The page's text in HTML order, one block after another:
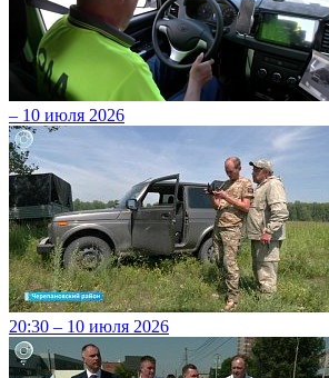
– 10 июля 2026
20:30 – 10 июля 2026